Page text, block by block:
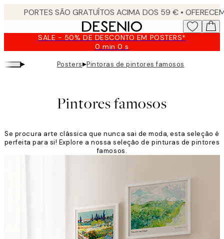
SALE - 50% DE DESCONTO EM POSTERS*
0 min0 s
Válido
até:
2026-
▸ Posters▸Pintoras de pintores famosos
Pintores famosos
Se procura arte clássica que nunca sai de moda, esta seleção é
perfeita para si! Explore a nossa seleção de pinturas de pintores
famosos.